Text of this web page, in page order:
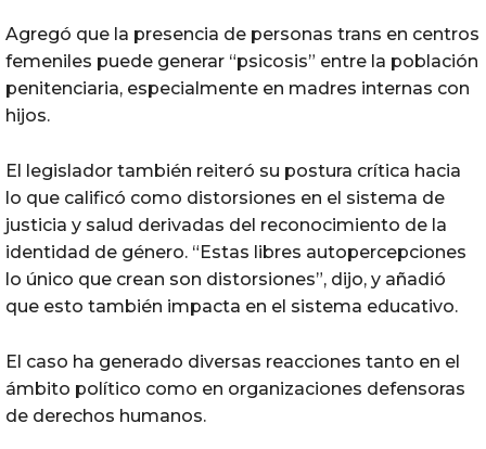
Agregó que la presencia de personas trans en centros
femeniles puede generar “psicosis” entre la población
penitenciaria, especialmente en madres internas con
hijos.
El legislador también reiteró su postura crítica hacia
lo que calificó como distorsiones en el sistema de
justicia y salud derivadas del reconocimiento de la
identidad de género. “Estas libres autopercepciones
lo único que crean son distorsiones”, dijo, y añadió
que esto también impacta en el sistema educativo.
El caso ha generado diversas reacciones tanto en el
ámbito político como en organizaciones defensoras
de derechos humanos.